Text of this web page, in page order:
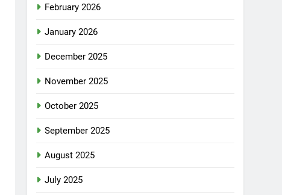
February 2026
January 2026
December 2025
November 2025
October 2025
September 2025
August 2025
July 2025